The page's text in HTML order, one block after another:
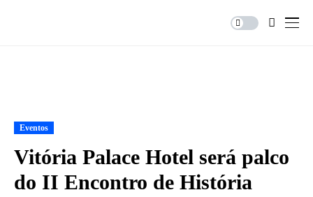
Eventos
Vitória Palace Hotel será palco
do II Encontro de História